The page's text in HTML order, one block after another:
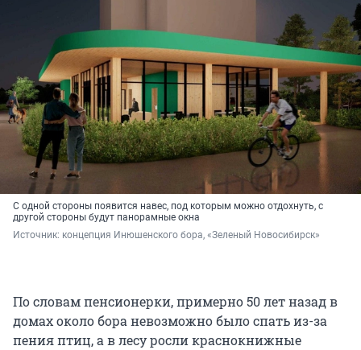
С одной стороны появится навес, под которым можно отдохнуть, с
другой стороны будут панорамные окна
Источник: концепция Инюшенского бора, «Зеленый Новосибирск»
По словам пенсионерки, примерно 50 лет назад в
домах около бора невозможно было спать из-за
пения птиц, а в лесу росли краснокнижные